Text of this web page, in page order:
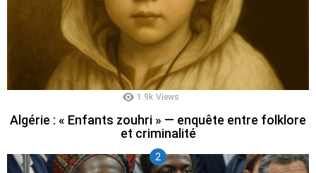
1.9k Views
Algérie : « Enfants zouhri » — enquête entre folklore
et criminalité